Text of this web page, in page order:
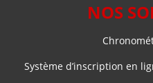
NOS
Système d’inscription en